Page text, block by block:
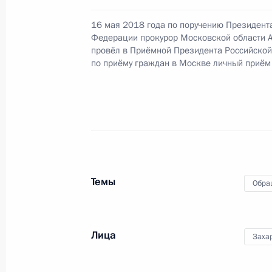
О ходе исполнения поручения,
конференц-связи жительницы
конференц-связи жительницы
Президента Российской
16 мая 2018 года по поручению
Федерации прокурор Московской области
провёл в Приёмной Президента
по приёму граждан в Москве личный
Темы
Лица